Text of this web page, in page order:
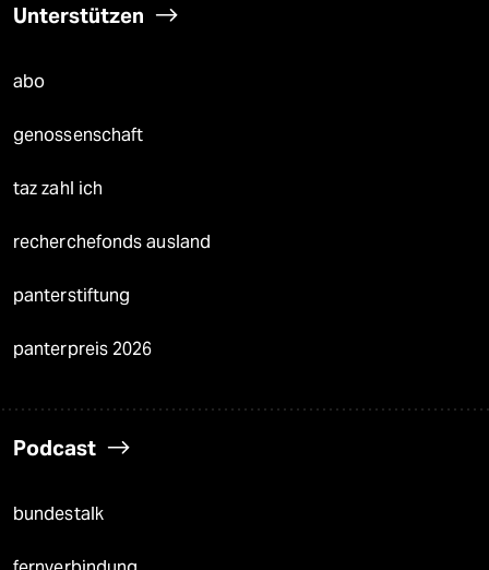
Unterstützen
abo
genossenschaft
taz zahl ich
recherchefonds ausland
panterstiftung
panterpreis 2026
Podcast
bundestalk